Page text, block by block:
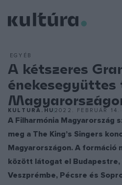
EGYÉB
A kétszeres
énekesegyüttes
KULTURA.HU 2022. FEBRUÁR 14.
A Filharmónia Magyarország
meg a The King’s Singers
Magyarországon. A formáció
között látogat el Budapestre,
Veszprémbe, Pécsre és